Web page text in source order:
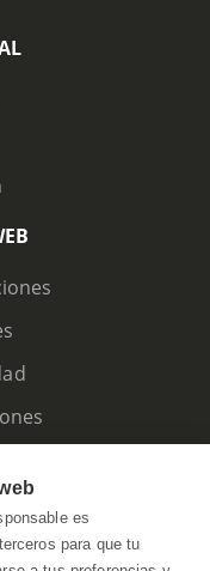
es
para que tu